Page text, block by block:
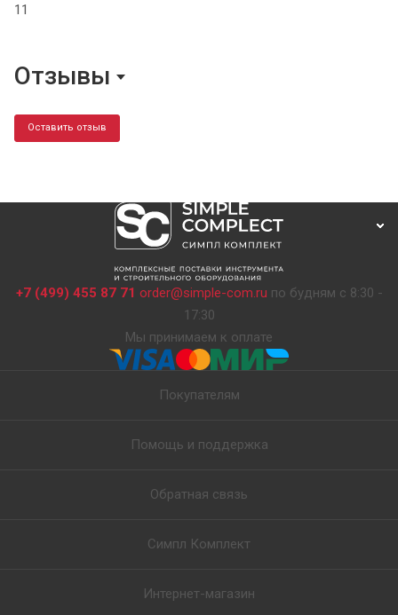
11
Отзывы
Оставить отзыв
+7 (499) 455 87 71 order@simple-com.ru по будням с 8:30 -
17:30
Мы принимаем к оплате
Покупателям
Помощь и поддержка
Обратная связь
Симпл Комплект
Интернет-магазин